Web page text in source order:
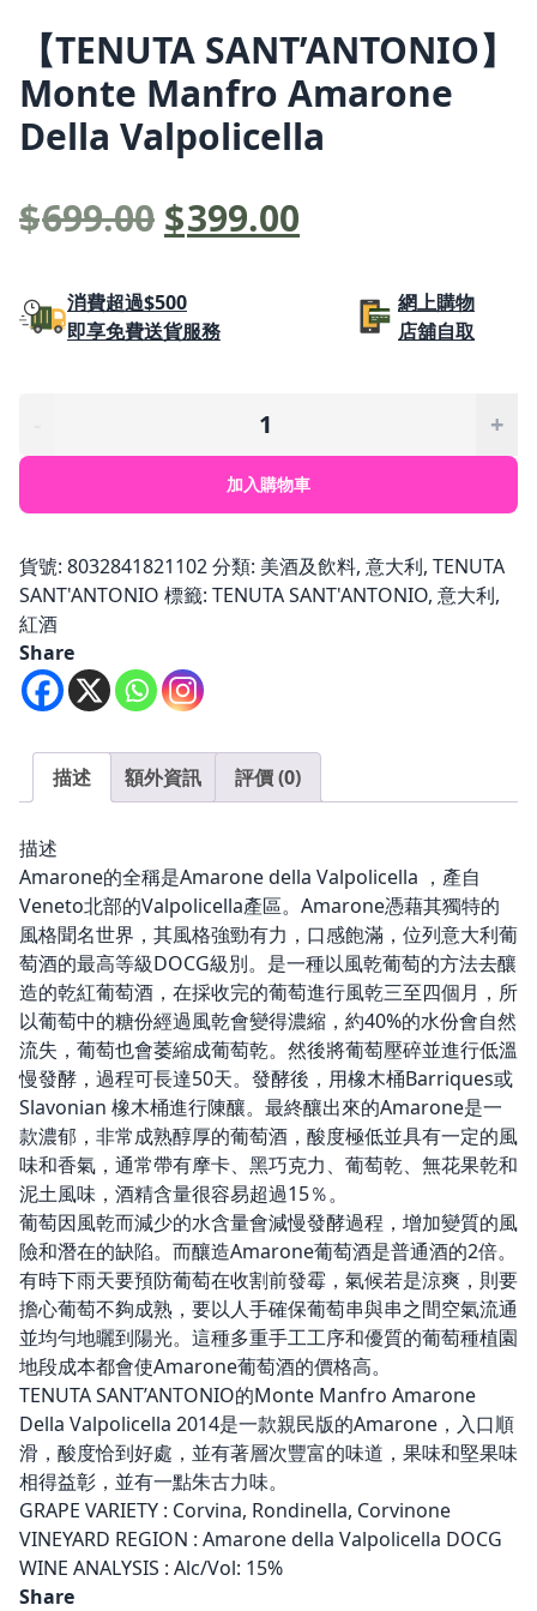
【TENUTA SANT’ANTONIO】
Monte Manfro Amarone
Della Valpolicella
$699.00 原
價
格：
$399.00
格：
消費超過$500
即享免費送貨服務
網上購物
店舖自取
Monte
Amarone
Valpolicella
數
量
+
加入購物車
貨號: 8032841821102分類: 美酒及飲料, 意大利, TENUTA
SANT'ANTONIO 標籤: TENUTA SANT'ANTONIO, 意大利,
紅酒
Share
描述 額外資訊 評價 (0)
描述
Amarone的全稱是Amarone della Valpolicella ，產自
Veneto北部的Valpolicella產區。Amarone憑藉其獨特的
風格聞名世界，其風格強勁有力，口感飽滿，位列意大利葡
萄酒的最高等級DOCG級別。是一種以風乾葡萄的方法去釀
造的乾紅葡萄酒，在採收完的葡萄進行風乾三至四個月，所
以葡萄中的糖份經過風乾會變得濃縮，約40%的水份會自然
流失，葡萄也會萎縮成葡萄乾。然後將葡萄壓碎並進行低溫
慢發酵，過程可長達50天。發酵後，用橡木桶Barriques或
Slavonian 橡木桶進行陳釀。最終釀出來的Amarone是一
款濃郁，非常成熟醇厚的葡萄酒，酸度極低並具有一定的風
味和香氣，通常帶有摩卡、黑巧克力、葡萄乾、無花果乾和
泥土風味，酒精含量很容易超過15％。
葡萄因風乾而減少的水含量會減慢發酵過程，增加變質的風
險和潛在的缺陷。而釀造Amarone葡萄酒是普通酒的2倍。
有時下雨天要預防葡萄在收割前發霉，氣候若是涼爽，則要
擔心葡萄不夠成熟，要以人手確保葡萄串與串之間空氣流通
並均勻地曬到陽光。這種多重手工工序和優質的葡萄種植園
地段成本都會使Amarone葡萄酒的價格高。
TENUTA SANT’ANTONIO的Monte Manfro Amarone
Della Valpolicella 2014是一款親民版的Amarone，入口順
滑，酸度恰到好處，並有著層次豐富的味道，果味和堅果味
相得益彰，並有一點朱古力味。
GRAPE VARIETY : Corvina, Rondinella, Corvinone
VINEYARD REGION : Amarone della Valpolicella DOCG
WINE ANALYSIS : Alc/Vol: 15%
Share